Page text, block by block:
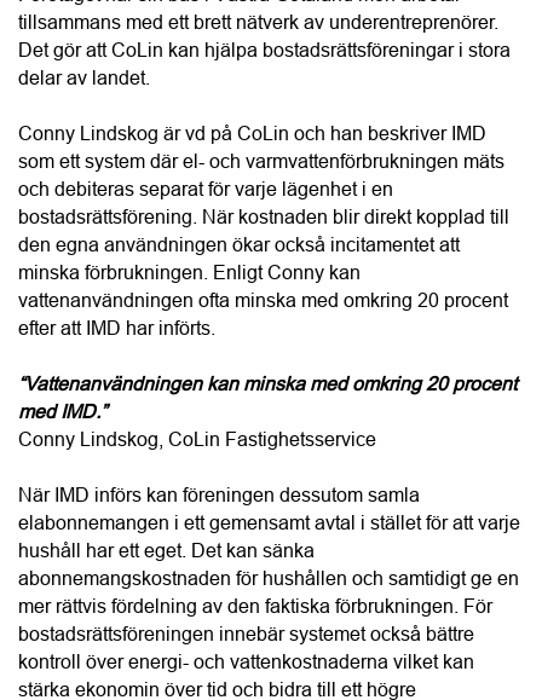
kontroll över energi- och vattenkostnaderna vilket kan
stärka ekonomin över tid och bidra till ett högre
fastighetsvärde. Miljöaspekten är minst lika viktig, menar
arbeta aktivt med att minska sin resursanvändning.
som vill sänka kostnaderna och öka fastighetsvärdet.”
Conny Lindskog, CoLin Fastighetsservice
Enligt Conny är det helheten i CoLins erbjudande som
många bostadsrättsföreningar uppskattar mest. Styrelsen
får en tydlig och trygg process från kostnadsfri projektering
och teknisk analys till ekonomisk kalkyl, installation,